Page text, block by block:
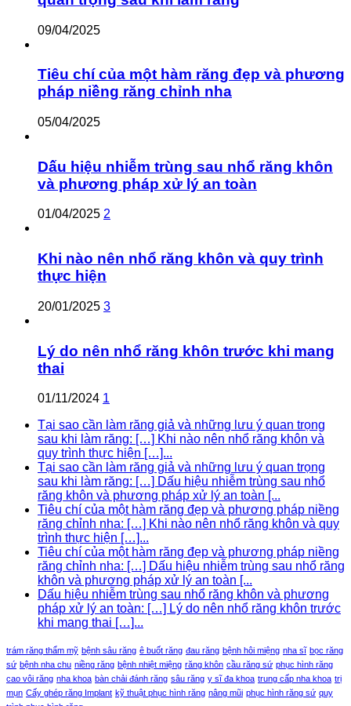
09/04/2025
Tiêu chí của một hàm răng đẹp và phương
pháp niềng răng chỉnh nha
05/04/2025
Dấu hiệu nhiễm trùng sau nhổ răng khôn
và phương pháp xử lý an toàn
01/04/2025 2
Khi nào nên nhổ răng khôn và quy trình
thực hiện
20/01/2025 3
Lý do nên nhổ răng khôn trước khi mang
thai
01/11/2024 1
Tại sao cần làm răng giả và những lưu ý quan trọng
sau khi làm răng: […] Khi nào nên nhổ răng khôn và
quy trình thực hiện […]...
Tại sao cần làm răng giả và những lưu ý quan trọng
sau khi làm răng: […] Dấu hiệu nhiễm trùng sau nhổ
răng khôn và phương pháp xử lý an toàn [...
Tiêu chí của một hàm răng đẹp và phương pháp niềng
răng chỉnh nha: […] Khi nào nên nhổ răng khôn và quy
trình thực hiện […]...
Tiêu chí của một hàm răng đẹp và phương pháp niềng
răng chỉnh nha: […] Dấu hiệu nhiễm trùng sau nhổ răng
khôn và phương pháp xử lý an toàn [...
Dấu hiệu nhiễm trùng sau nhổ răng khôn và phương
pháp xử lý an toàn: […] Lý do nên nhổ răng khôn trước
khi mang thai […]...
trám răng thẩm mỹ bệnh sâu răng ê buốt răng đau răng bệnh hôi miệng nha sĩ bọc răng
sứ bệnh nha chu niềng răng bệnh nhiệt miệng răng khôn cầu răng sứ phục hình răng
cao vôi răng nha khoa bàn chải đánh răng sâu răng y sĩ đa khoa trung cấp nha khoa trị
mụn Cấy ghép răng Implant kỹ thuật phục hình răng nâng mũi phục hình răng sứ quy